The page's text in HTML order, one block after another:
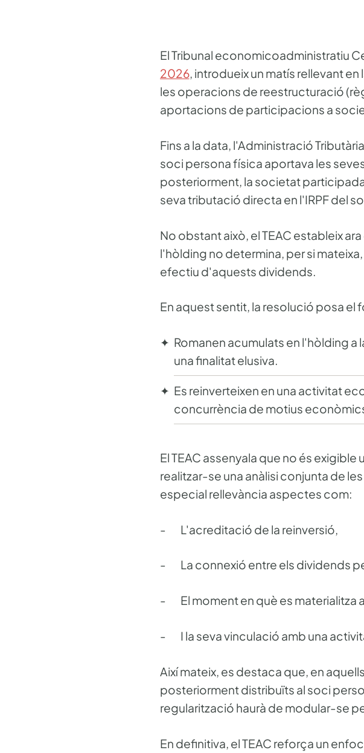
El Tribunal economicoadministratiu
2026, introdueix un matís rellevant
les operacions de reestructuració
aportacions de participacions a
Fins a la data, l'Administració
soci persona física aportava les
posteriorment, la societat
seva tributació directa en l'IRPF del
No obstant això, el TEAC estableix
l'hòlding no determina, per si
efectiu d'aquests dividends.
En aquest sentit, la resolució posa el
Romanen acumulats en l'hòlding
una finalitat elusiva.
Es reinverteixen en una activitat
concurrència de motius
El TEAC assenyala que no és
realitzar-se una anàlisi conjunta de
especial rellevància aspectes com:
- L'acreditació de la reinversió,
- La connexió entre els dividends
- El moment en què es materialitza
- I la seva vinculació amb una
Així mateix, es destaca que, en
posteriorment distribuïts al soci
regularització haurà de modular-se
En definitiva, el TEAC reforça un